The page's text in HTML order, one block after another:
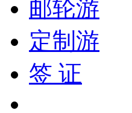
邮轮游
定制游
签 证